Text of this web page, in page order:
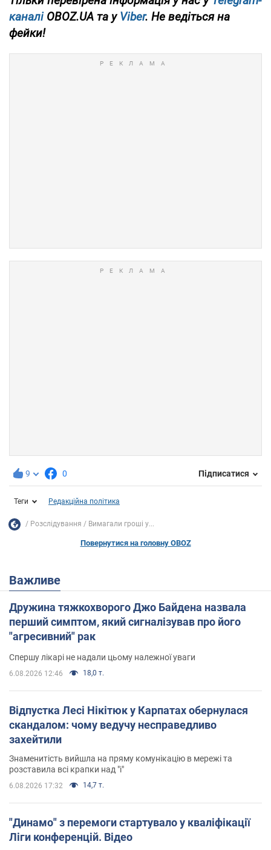
каналіOBOZ.UA та уViber. Не ведіться на
фейки!
9 0 Підписатися
Теги Редакційна політика
Розслідування Вимагали гроші у...
Повернутися на головну OBOZ
Важливе
Дружина тяжкохворого Джо Байдена назвала
перший симптом, який сигналізував про його
"агресивний" рак
Спершу лікарі не надали цьому належної уваги
6.08.2026 12:46 18,0 т.
Відпустка Лесі Нікітюк у Карпатах обернулася
скандалом: чому ведучу несправедливо
захейтили
Знаменитість вийшла на пряму комунікацію в мережі та
розставила всі крапки над "і"
6.08.2026 17:32 14,7 т.
"Динамо" з перемоги стартувало у кваліфікації
Ліги конференцій. Відео